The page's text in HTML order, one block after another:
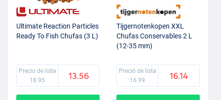
Ultimate Reaction Particles
Ready To Fish Chufas (3 L)
Precio de lista
18.95
13.56
Tijgernotenkopen XXL
Chufas Conservables 2 L
(12-35 mm)
Precio de lista
16.99
16.14